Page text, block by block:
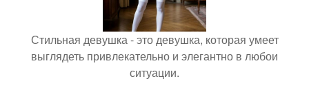
Стильная девушка - это девушка, которая умеет
выглядеть привлекательно и элегантно в любои
ситуации.